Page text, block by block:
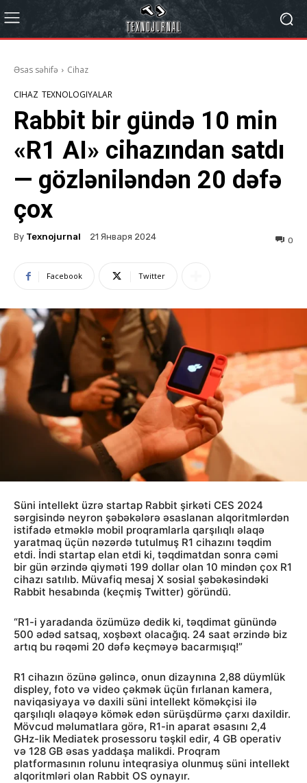
Əsas səhifə Cihaz
CIHAZ TEXNOLOGIYALAR
Rabbit bir gündə 10 min
«R1 AI» cihazından satdı
— gözləniləndən 20 dəfə
çox
By Texnojurnal 21 Января 2024 0
Facebook Twitter
Süni intellekt üzrə startap Rabbit şirkəti CES 2024
sərgisində neyron şəbəkələrə əsaslanan alqoritmlərdən
istifadə etməklə mobil proqramlarla qarşılıqlı əlaqə
yaratmaq üçün nəzərdə tutulmuş R1 cihazını təqdim
etdi. İndi startap elan etdi ki, təqdimatdan sonra cəmi
bir gün ərzində qiyməti 199 dollar olan 10 mindən çox R1
cihazı satılıb. Müvafiq mesaj X sosial şəbəkəsindəki
Rabbit hesabında (keçmiş Twitter) göründü.
“R1-i yaradanda özümüzə dedik ki, təqdimat günündə
500 ədəd satsaq, xoşbəxt olacağıq. 24 saat ərzində biz
artıq bu rəqəmi 20 dəfə keçməyə bacarmışıq!”
R1 cihazın özünə gəlincə, onun dizaynına 2,88 düymlük
displey, foto və video çəkmək üçün fırlanan kamera,
naviqasiyaya və daxili süni intellekt köməkçisi ilə
qarşılıqlı əlaqəyə kömək edən sürüşdürmə çarxı daxildir.
Mövcud məlumatlara görə, R1-in aparat əsasını 2,4
GHz-lik Mediatek prosessoru təşkil edir, 4 GB operativ
və 128 GB əsas yaddaşa malikdi. Proqram
platformasının rolunu inteqrasiya olunmuş süni intellekt
alqoritmləri olan Rabbit OS oynayır.